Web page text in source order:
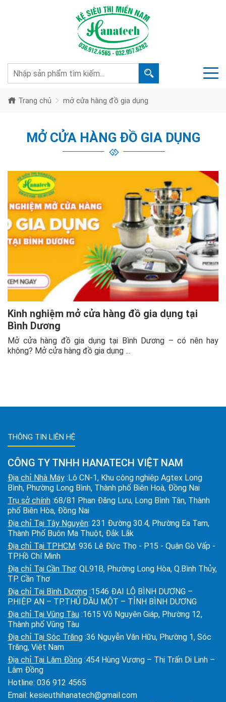
Trang chủ mở cửa hàng đồ gia dụng
MỞ CỬA HÀNG ĐỒ GIA DỤNG
Kinh nghiệm mở cửa hàng đồ gia dụng tại
Bình Dương
Mở cửa hàng đồ gia dụng tại Bình Dương – có nên hay
không? Mở cửa hàng đồ gia dụng ...
THÔNG TIN LIÊN HỆ
CÔNG TY TNHH HANATECH VIỆT NAM
Địa chỉ Nhà Máy :Lô CN-1, Khu công nghiệp Agtex Long
Bình, Phường Long Bình, Thành phố Biên Hoà, Đồng Nai
Trụ sở chính :68/81 Phan Đăng Lưu, Long Bình Tân, Thành
phố Biên Hòa, Đồng Nai
Địa chỉ Tại Tây Nguyên: 231 Đường 30.4, Phường Ea Tam,
Thành Phố Buôn Ma Thuột, Đắk Lắk
Địa chỉ Tại TPHCM: 936 Lê Đức Thọ - P15 - Quận Gò Vấp -
TP.Hồ Chí Minh
Địa chỉ Tại Cần Thơ: QL91B, Phường Long Hòa, Q.Bình Thủy,
TP. Cần Thơ
Địa chỉ Tại Bình Dương :1546 ĐẠI LỘ BÌNH DƯƠNG –
P.HIỆP AN – TP.THỦ DẦU MỘT – TỈNH BÌNH DƯƠNG
Địa chỉ Tại Vũng Tàu :1615 Võ Nguyên Giáp, Phường 12,
Thành phố Vũng Tàu
Địa chỉ Tại Sóc Trăng :36 Nguyễn Văn Hữu, Phường 1, Sóc
Trăng, Việt Nam
Địa chỉ Tại Lâm Đồng :454 Hùng Vương – Thị Trấn Di Linh –
Lâm Đồng
Hotline: 036 912 4565
Email: kesieuthihanatech@gmail.com